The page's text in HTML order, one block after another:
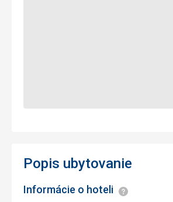
Popis ubytovanie
Informácie o hoteli Informácie